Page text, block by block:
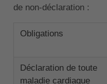
de non-déclaration :
Obligations
Déclaration de toute
maladie cardiaque